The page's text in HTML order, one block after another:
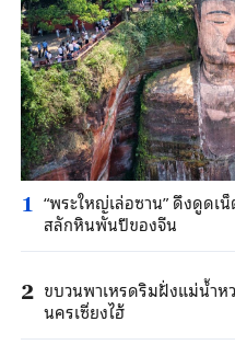
1 “พระใหญ่เล่อซาน” ดึงดูดเ
สลักหินพันปีของจีน
2 ขบวนพาเหรดริมฝั่งแม่น้ำห
นครเซี่ยงไฮ้